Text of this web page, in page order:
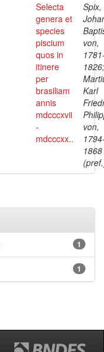
Selecta
genera et
species
piscium
quos in
itinere
per
brasiliam
annis
mdcccxvii
-
mdcccxx..
Spix,
von,
1826;
Karl
von,
1868
1
1